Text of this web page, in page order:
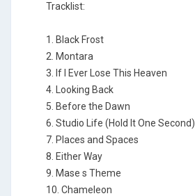
Tracklist:
1. Black Frost
2. Montara
3. If I Ever Lose This Heaven
4. Looking Back
5. Before the Dawn
6. Studio Life (Hold It One Second)
7. Places and Spaces
8. Either Way
9. Mase s Theme
10. Chameleon